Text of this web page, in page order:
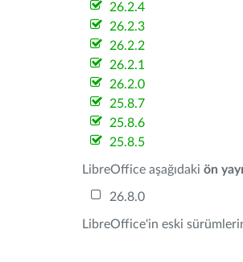
26.2.4
26.2.3
26.2.2
26.2.1
26.2.0
25.8.7
25.8.6
25.8.5
LibreOffice aşağıdaki ön
26.8.0
LibreOffice'in eski